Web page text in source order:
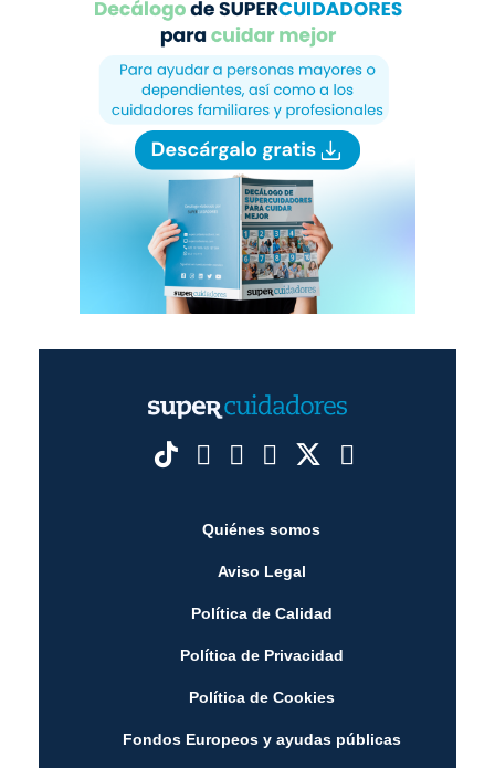
Quiénes somos
Aviso Legal
Política de Calidad
Política de Privacidad
Política de Cookies
Fondos Europeos y ayudas públicas